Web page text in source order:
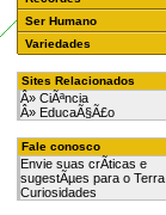
Ser Humano
Variedades
Sites Relacionados
Â» CiÃªncia
Â» EducaÃ§Ã£o
Fale conosco
Envie suas crÃ­ticas e
sugestÃµes para o Terra
Curiosidades